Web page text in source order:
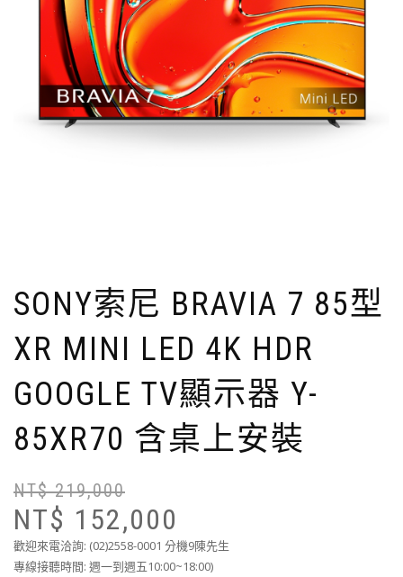
SONY索尼 BRAVIA 7 85型
XR MINI LED 4K HDR
GOOGLE TV顯示器 Y-
85XR70 含桌上安裝
NT$219,000
NT$ 152,000
歡迎來電洽詢: (02)2558-0001 分機9陳先生
專線接聽時間: 週一到週五10:00~18:00)